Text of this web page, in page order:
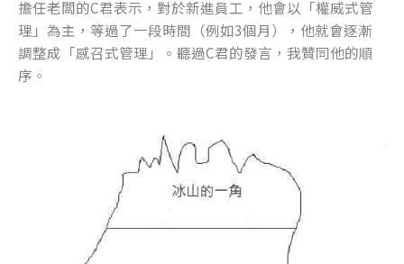
擔任老闆的C君表示，對於新進員工，他會以「權威式管
理」為主，等過了一段時間（例如3個月），他就會逐漸
調整成「感召式管理」。聽過C君的發言，我贊同他的順
序。